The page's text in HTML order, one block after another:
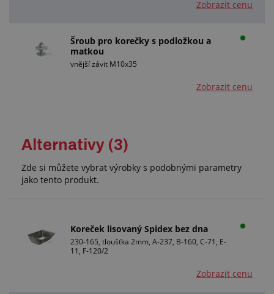
Zobrazit cenu
Šroub pro korečky s podložkou a
matkou
vnější závit M10x35
Zobrazit cenu
Alternativy (3)
Zde si můžete vybrat výrobky s podobnými parametry
jako tento produkt.
Koreček lisovaný Spidex bez dna
230-165, tloušťka 2mm, A-237, B-160, C-71, E-
11, F-120/2
Zobrazit cenu